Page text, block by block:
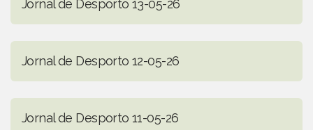
Jornal de Desporto 13-05-26
Jornal de Desporto 12-05-26
Jornal de Desporto 11-05-26